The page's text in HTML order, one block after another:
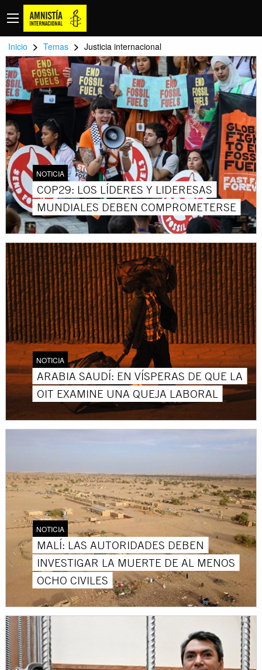
Inicio > Temas > Justicia internacional
NOTICIA
COP29: LOS LÍDERES Y LIDERESAS
MUNDIALES DEBEN COMPROMETERSE
NOTICIA
ARABIA SAUDÍ: EN VÍSPERAS DE QUE LA
OIT EXAMINE UNA QUEJA LABORAL
NOTICIA
MALÍ: LAS AUTORIDADES DEBEN
INVESTIGAR LA MUERTE DE AL MENOS
OCHO CIVILES